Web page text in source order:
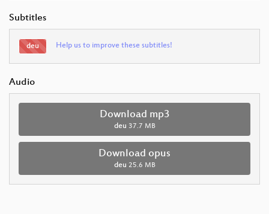
Subtitles
deu Help us to improve these subtitles!
Audio
Download mp3
deu 37.7 MB
Download opus
deu 25.6 MB